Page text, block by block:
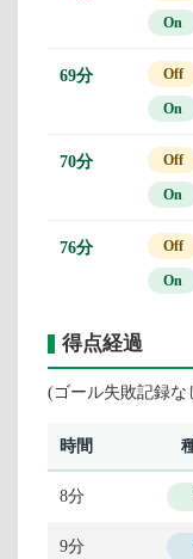
On
69分 Off
On
70分 Off
On
76分 Off
On
得点経過
(ゴール失敗記録な
時間
8分
9分